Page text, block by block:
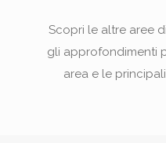
Scopri le altre aree
gli approfondimenti
area e le